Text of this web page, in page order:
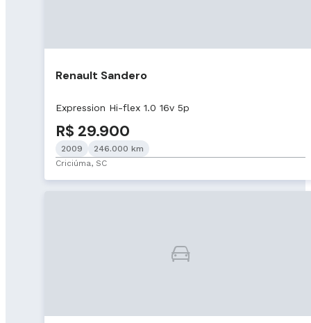
Renault Sandero
Expression Hi-flex 1.0 16v 5p
R$ 29.900
2009
246.000 km
Criciúma, SC